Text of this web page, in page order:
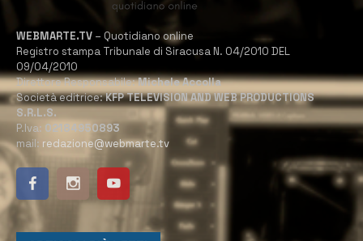
WEBMARTE.TV – Quotidiano online
Registro stampa Tribunale di Siracusa N. 04/2010 DEL
09/04/2010
Direttore Responsabile:Michele Accolla
Società editrice:KFP TELEVISION AND WEB PRODUCTIONS
S.R.L.S.
P.Iva: 02184950893
mail: redazione@webmarte.tv